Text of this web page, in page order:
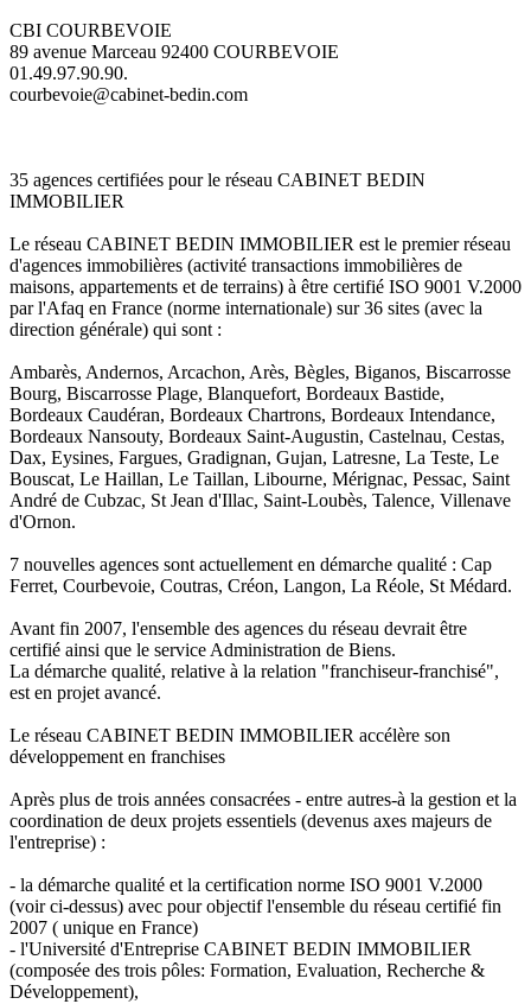
CBI COURBEVOIE
89 avenue Marceau 92400 COURBEVOIE
01.49.97.90.90.
courbevoie@cabinet-bedin.com
35 agences certifiées pour le réseau CABINET BEDIN
IMMOBILIER
Le réseau CABINET BEDIN IMMOBILIER est le premier réseau
d'agences immobilières (activité transactions immobilières de
maisons, appartements et de terrains) à être certifié ISO 9001 V.2000
par l'Afaq en France (norme internationale) sur 36 sites (avec la
direction générale) qui sont :
Ambarès, Andernos, Arcachon, Arès, Bègles, Biganos, Biscarrosse
Bourg, Biscarrosse Plage, Blanquefort, Bordeaux Bastide,
Bordeaux Caudéran, Bordeaux Chartrons, Bordeaux Intendance,
Bordeaux Nansouty, Bordeaux Saint-Augustin, Castelnau, Cestas,
Dax, Eysines, Fargues, Gradignan, Gujan, Latresne, La Teste, Le
Bouscat, Le Haillan, Le Taillan, Libourne, Mérignac, Pessac, Saint
André de Cubzac, St Jean d'Illac, Saint-Loubès, Talence, Villenave
d'Ornon.
7 nouvelles agences sont actuellement en démarche qualité : Cap
Ferret, Courbevoie, Coutras, Créon, Langon, La Réole, St Médard.
Avant fin 2007, l'ensemble des agences du réseau devrait être
certifié ainsi que le service Administration de Biens.
La démarche qualité, relative à la relation "franchiseur-franchisé",
est en projet avancé.
Le réseau CABINET BEDIN IMMOBILIER accélère son
développement en franchises
Après plus de trois années consacrées - entre autres-à la gestion et la
coordination de deux projets essentiels (devenus axes majeurs de
l'entreprise) :
- la démarche qualité et la certification norme ISO 9001 V.2000
(voir ci-dessus) avec pour objectif l'ensemble du réseau certifié fin
2007 ( unique en France)
- l'Université d'Entreprise CABINET BEDIN IMMOBILIER
(composée des trois pôles: Formation, Evaluation, Recherche &
Développement),